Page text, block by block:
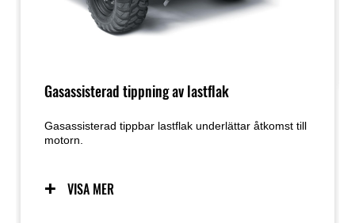
Gasassisterad tippning av lastflak
Gasassisterad tippbar lastflak underlättar åtkomst till
motorn.
VISA MER